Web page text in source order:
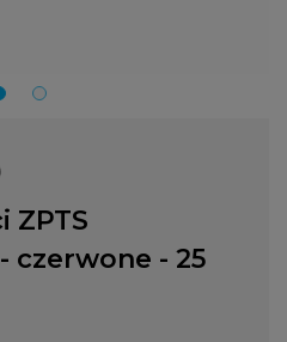
ZPTS
czerwone - 25